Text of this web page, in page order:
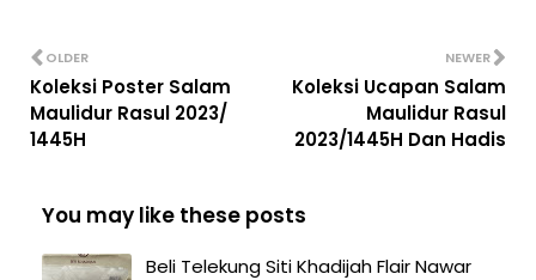
NEWER
Koleksi Ucapan Salam
Maulidur Rasul
2023/1445H Dan Hadis
OLDER
Koleksi Poster Salam
Maulidur Rasul 2023/
1445H
You may like these posts
Beli Telekung Siti Khadijah Flair Nawar